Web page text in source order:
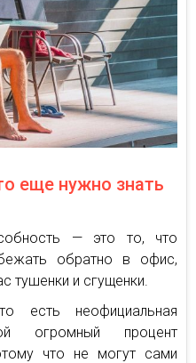
еще нужно знать
— это то, что
обратно в офис,
тушенки и сгущенки.
есть неофициальная
огромный процент
что не могут сами